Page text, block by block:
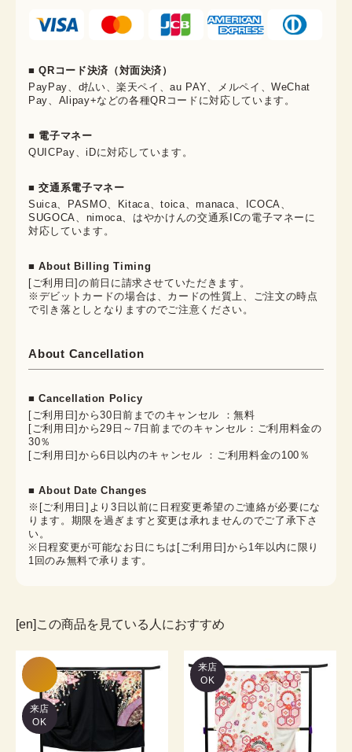
■ QRコード決済（対面決済）
PayPay、d払い、楽天ペイ、au PAY、メルペイ、WeChat
Pay、Alipay+などの各種QRコードに対応しています。
■ 電子マネー
QUICPay、iDに対応しています。
■ 交通系電子マネー
Suica、PASMO、Kitaca、toica、manaca、ICOCA、
SUGOCA、nimoca、はやかけんの交通系ICの電子マネーに
対応しています。
■ About Billing Timing
[ご利用日]の前日に請求させていただきます。
※デビットカードの場合は、カードの性質上、ご注文の時点
で引き落としとなりますのでご注意ください。
About Cancellation
■ Cancellation Policy
[ご利用日]から30日前までのキャンセル ：無料
[ご利用日]から29日～7日前までのキャンセル：ご利用料金の
30％
[ご利用日]から6日以内のキャンセル ：ご利用料金の100％
■ About Date Changes
※[ご利用日]より3日以前に日程変更希望のご連絡が必要にな
ります。期限を過ぎますと変更は承れませんのでご了承下さ
い。
※日程変更が可能なお日にちは[ご利用日]から1年以内に限り
1回のみ無料で承ります。
[en]この商品を見ている人におすすめ
来店
OK
来店
OK